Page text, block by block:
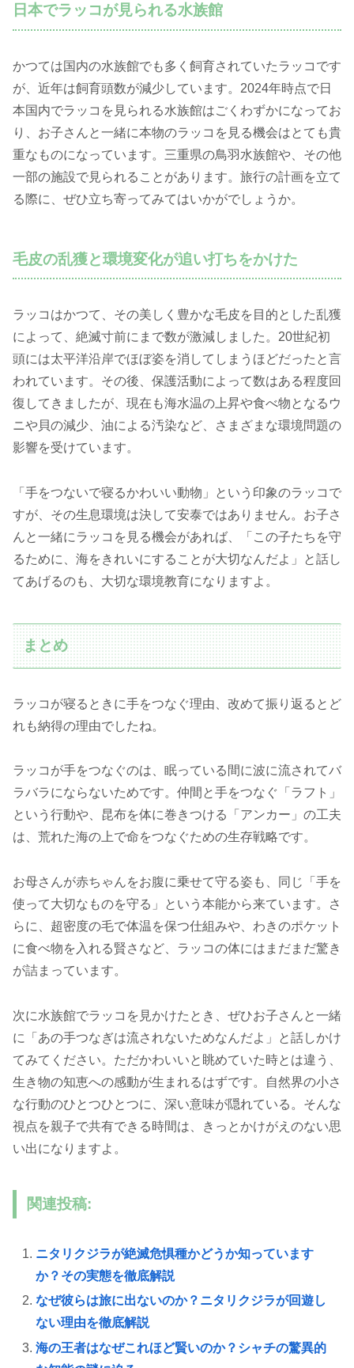
日本でラッコが見られる水族館
かつては国内の水族館でも多く飼育されていたラッコです
が、近年は飼育頭数が減少しています。2024年時点で日
本国内でラッコを見られる水族館はごくわずかになってお
り、お子さんと一緒に本物のラッコを見る機会はとても貴
重なものになっています。三重県の鳥羽水族館や、その他
一部の施設で見られることがあります。旅行の計画を立て
る際に、ぜひ立ち寄ってみてはいかがでしょうか。
毛皮の乱獲と環境変化が追い打ちをかけた
ラッコはかつて、その美しく豊かな毛皮を目的とした乱獲
によって、絶滅寸前にまで数が激減しました。20世紀初
頭には太平洋沿岸でほぼ姿を消してしまうほどだったと言
われています。その後、保護活動によって数はある程度回
復してきましたが、現在も海水温の上昇や食べ物となるウ
ニや貝の減少、油による汚染など、さまざまな環境問題の
影響を受けています。
「手をつないで寝るかわいい動物」という印象のラッコで
すが、その生息環境は決して安泰ではありません。お子さ
んと一緒にラッコを見る機会があれば、「この子たちを守
るために、海をきれいにすることが大切なんだよ」と話し
てあげるのも、大切な環境教育になりますよ。
まとめ
ラッコが寝るときに手をつなぐ理由、改めて振り返るとど
れも納得の理由でしたね。
ラッコが手をつなぐのは、眠っている間に波に流されてバ
ラバラにならないためです。仲間と手をつなぐ「ラフト」
という行動や、昆布を体に巻きつける「アンカー」の工夫
は、荒れた海の上で命をつなぐための生存戦略です。
お母さんが赤ちゃんをお腹に乗せて守る姿も、同じ「手を
使って大切なものを守る」という本能から来ています。さ
らに、超密度の毛で体温を保つ仕組みや、わきのポケット
に食べ物を入れる賢さなど、ラッコの体にはまだまだ驚き
が詰まっています。
次に水族館でラッコを見かけたとき、ぜひお子さんと一緒
に「あの手つなぎは流されないためなんだよ」と話しかけ
てみてください。ただかわいいと眺めていた時とは違う、
生き物の知恵への感動が生まれるはずです。自然界の小さ
な行動のひとつひとつに、深い意味が隠れている。そんな
視点を親子で共有できる時間は、きっとかけがえのない思
い出になりますよ。
関連投稿:
ニタリクジラが絶滅危惧種かどうか知っています
か？その実態を徹底解説
なぜ彼らは旅に出ないのか？ニタリクジラが回遊し
ない理由を徹底解説
海の王者はなぜこれほど賢いのか？シャチの驚異的